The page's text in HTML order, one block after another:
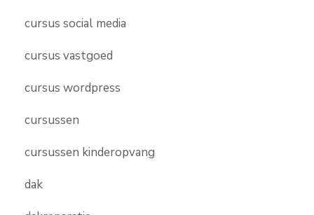
cursus social media
cursus vastgoed
cursus wordpress
cursussen
cursussen kinderopvang
dak